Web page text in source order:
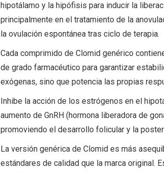
hipotálamo y la hipófisis para inducir la
principalmente en el tratamiento de la
la ovulación espontánea tras ciclo de terapia.
Cada comprimido de Clomid genérico
de grado farmacéutico para garantizar
exógenas, sino que potencia las propias
Inhibe la acción de los estrógenos en el
aumento de GnRH (hormona liberadora de
promoviendo el desarrollo folicular y la
La versión genérica de Clomid es más
estándares de calidad que la marca original.